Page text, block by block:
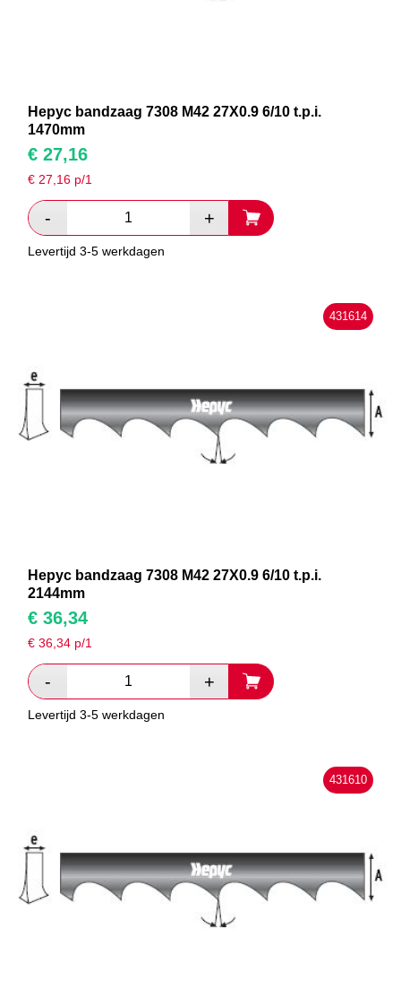
Hepyc bandzaag 7308 M42 27X0.9 6/10 t.p.i.
1470mm
€ 27,16
€27,16 p/1
Levertijd 3-5 werkdagen
431614
Hepyc bandzaag 7308 M42 27X0.9 6/10 t.p.i.
2144mm
€ 36,34
€36,34 p/1
Levertijd 3-5 werkdagen
431610